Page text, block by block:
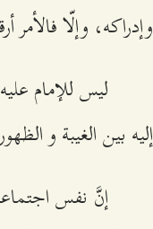
وإدراكه، وإلّا
ليس للإمام
إليه بين الغيبة و
إنَّ نفس